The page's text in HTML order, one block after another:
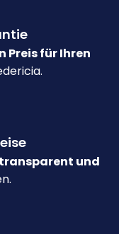
Preis für Ihren
transparent und